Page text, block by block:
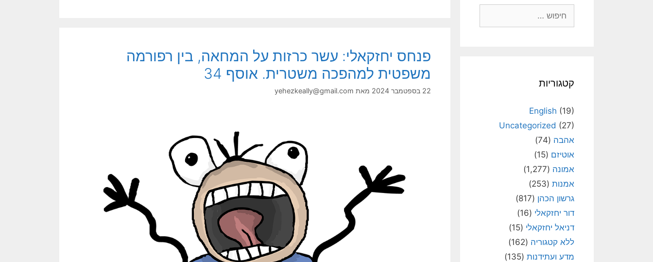
פנחס יחזקאלי: עשר כרזות על המחאה, בין רפורמה
משפטית למהפכה משטרית. אוסף 34
22 בספטמבר 2024 מאת yehezkeally@gmail.com
קטגוריות
English (19)
Uncategorized (27)
אהבה (74)
אוטיזם (15)
אמונה (1,277)
אמנות (253)
גרשון הכהן (817)
דור יחזקאלי (16)
דניאל יחזקאלי (15)
ללא קטגוריה (162)
מדע ועתידנות (135)